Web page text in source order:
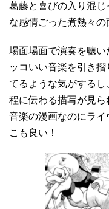
葛藤と喜びの入り混
な感情ごった煮熱々の
場面場面で演奏を聴
ッコいい音楽を引き
てるような気がする
程に伝わる描写が見
音楽の漫画なのにラ
こも良い！